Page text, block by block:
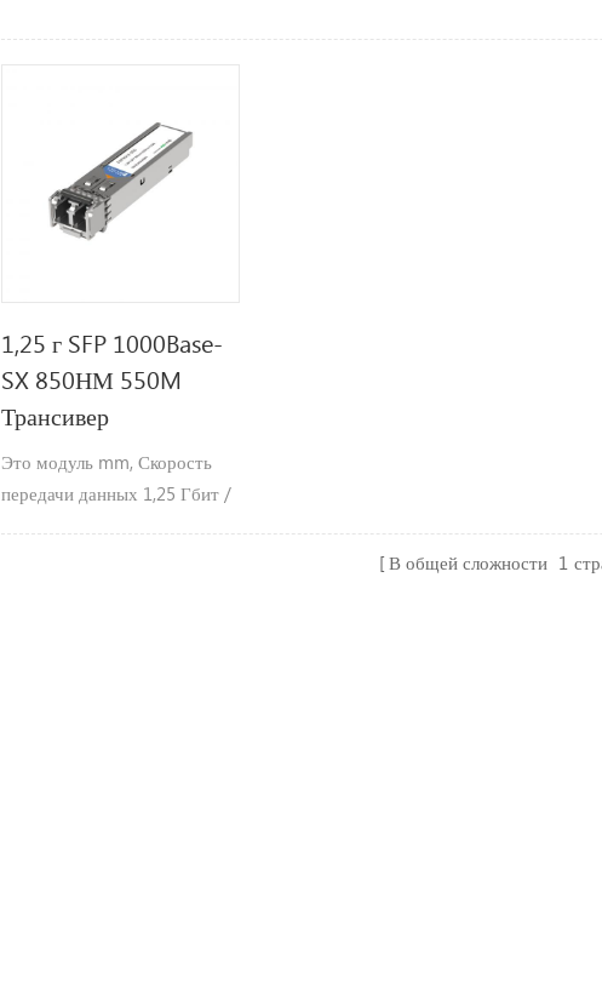
1,25 г SFP 1000Base-
SX 850НМ 550M
Трансивер
Это модуль mm, Скорость
передачи данных 1,25 Гбит /
В общей сложности 1